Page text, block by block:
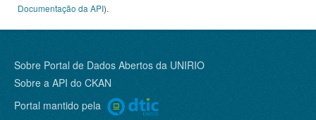
Documentação da API).
Sobre Portal de Dados Abertos da UNIRIO
Sobre a API do CKAN
Portal mantido pela